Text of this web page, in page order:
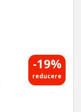
-19%
reducere